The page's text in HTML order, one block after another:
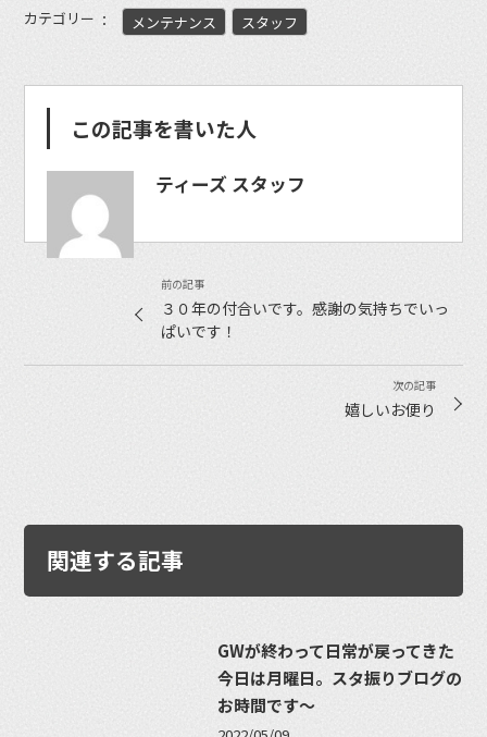
カテゴリー メンテナンス スタッフ
この記事を書いた人
ティーズ スタッフ
３０年の付合いです。感謝の気持ちでいっ
ぱいです！
嬉しいお便り
関連する記事
GWが終わって日常が戻ってきた
今日は月曜日。スタ振りブログの
お時間です〜